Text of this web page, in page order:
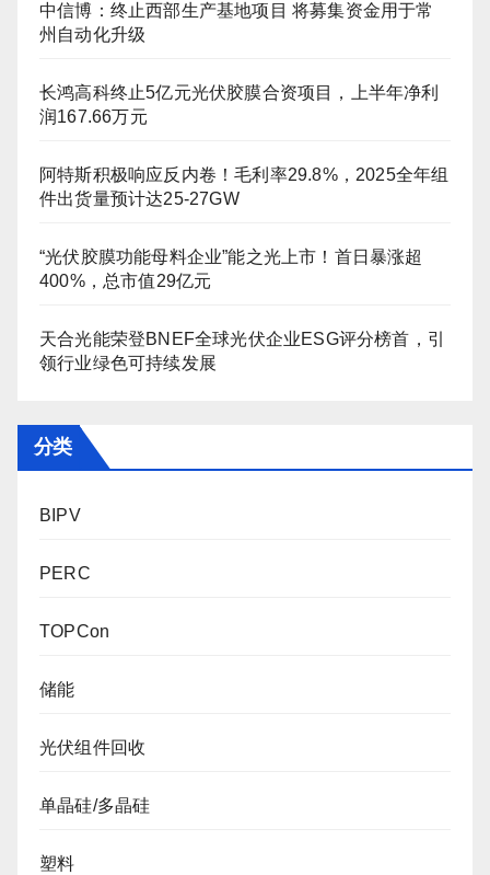
中信博：终止西部生产基地项目 将募集资金用于常
州自动化升级
长鸿高科终止5亿元光伏胶膜合资项目，上半年净利
润167.66万元
阿特斯积极响应反内卷！毛利率29.8%，2025全年组
件出货量预计达25-27GW
“光伏胶膜功能母料企业”能之光上市！首日暴涨超
400%，总市值29亿元
天合光能荣登BNEF全球光伏企业ESG评分榜首，引
领行业绿色可持续发展
分类
BIPV
PERC
TOPCon
储能
光伏组件回收
单晶硅/多晶硅
塑料